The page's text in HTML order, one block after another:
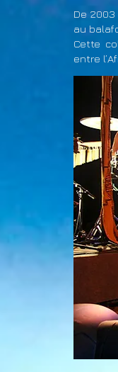
De
au
Cette
entre